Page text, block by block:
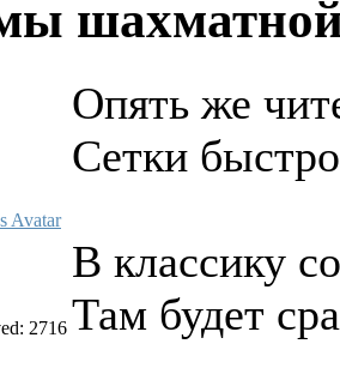
2716
Опять же
Сетки
В классику
Там будет